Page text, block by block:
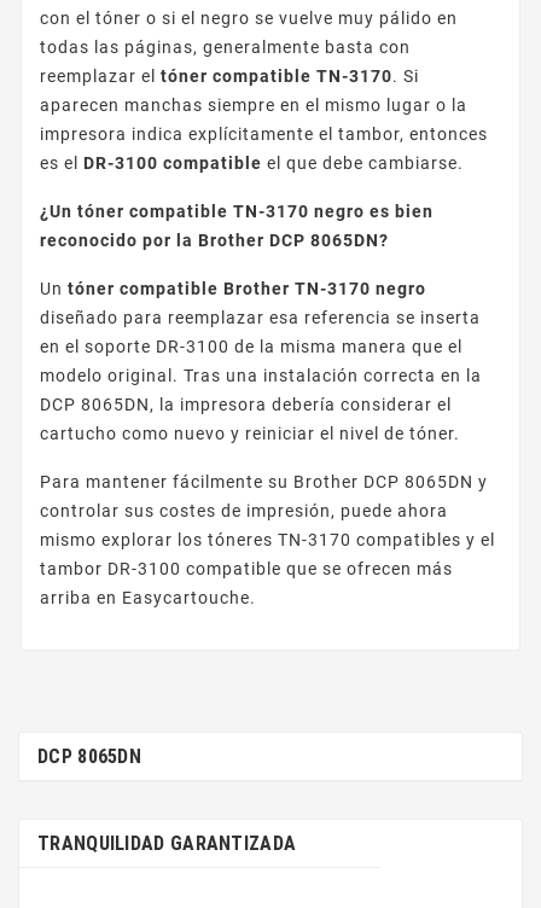
con el tóner o si el negro se vuelve muy pálido en
todas las páginas, generalmente basta con
reemplazar el tóner compatible TN-3170. Si
aparecen manchas siempre en el mismo lugar o la
impresora indica explícitamente el tambor, entonces
es el DR-3100 compatible el que debe cambiarse.
¿Un tóner compatible TN-3170 negro es bien
reconocido por la Brother DCP 8065DN?
Un tóner compatible Brother TN-3170 negro
diseñado para reemplazar esa referencia se inserta
en el soporte DR-3100 de la misma manera que el
modelo original. Tras una instalación correcta en la
DCP 8065DN, la impresora debería considerar el
cartucho como nuevo y reiniciar el nivel de tóner.
Para mantener fácilmente su Brother DCP 8065DN y
controlar sus costes de impresión, puede ahora
mismo explorar los tóneres TN-3170 compatibles y el
tambor DR-3100 compatible que se ofrecen más
arriba en Easycartouche.
DCP 8065DN
TRANQUILIDAD GARANTIZADA